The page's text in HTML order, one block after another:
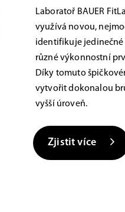
Laboratoř BAUER
využívá novou,
identifikuje
různé výkonnostní
Díky tomuto
vytvořit dokonalou
vyšší úroveň.
Zjistit více